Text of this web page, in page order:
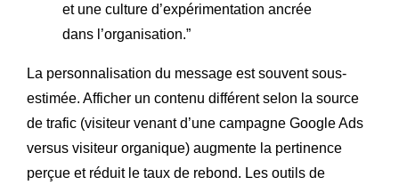
et une culture d’expérimentation ancrée
dans l’organisation.”
La personnalisation du message est souvent sous-
estimée. Afficher un contenu différent selon la source
de trafic (visiteur venant d’une campagne Google Ads
versus visiteur organique) augmente la pertinence
perçue et réduit le taux de rebond. Les outils de